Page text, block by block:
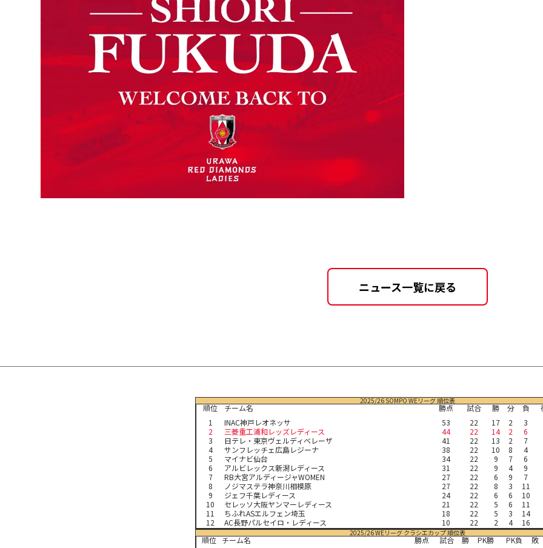
ニュース一覧に戻る
2025/26 SOMPO WEリーグ 順位表
順位 チーム名 勝点 試合 勝 分 負
1
INAC神戸レオネッサ 53 22 17 2 3
2
三菱重工浦和レッズレディース 44 22 14 2 6
3
日テレ・東京ヴェルディベレーザ 41 22 13 2 7
4
サンフレッチェ広島レジーナ 38 22 10 8 4
5
マイナビ仙台 34 22 9 7 6
6
アルビレックス新潟レディース 31 22 9 4 9
7
RB大宮アルディージャWOMEN 27 22 6 9 7
8
ノジマステラ神奈川相模原 27 22 8 3 11
9
ジェフ千葉レディース 24 22 6 6 10
10
セレッソ大阪ヤンマーレディース 21 22 5 6 11
11
ちふれASエルフェン埼玉 18 22 5 3 14
12
AC長野パルセイロ・レディース 10 22 2 4 16
2025/26 WEリーグ クラシエカップ 順位表
順位 チーム名 勝点 試合 勝 PK勝 PK負 敗